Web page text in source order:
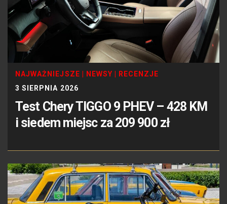
NAJWAŻNIEJSZE NEWSY
RECENZJE
3 SIERPNIA 2026
Test Chery TIGGO 9 PHEV – 428 KM
i siedem miejsc za 209 900 zł